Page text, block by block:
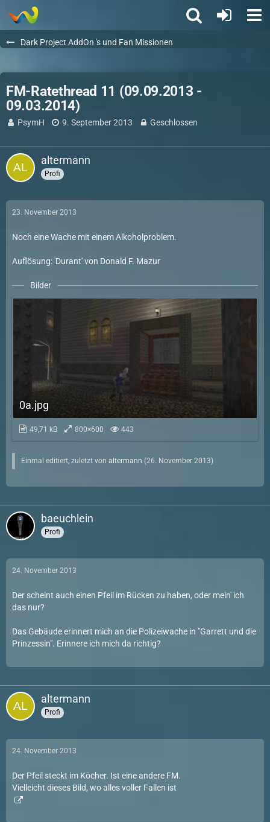
Dark Project AddOn 's und Fan Missionen
FM-Ratethread 11 (09.09.2013 -
09.03.2014)
PsymH 9. September 2013 Geschlossen
altermann
Profi
23. November 2013
Noch eine Wache mit einem Alkoholproblem.
Auflösung: 'Durant' von Donald F. Mazur
Bilder
0a.jpg
49,71 kB 800×600 443
Einmal editiert, zuletzt von altermann (26. November 2013)
baeuchlein
Profi
24. November 2013
Der scheint auch einen Pfeil im Rücken zu haben, oder mein' ich
das nur?
Das Gebäude erinnert mich an die Polizeiwache in "Garrett und die
Prinzessin". Erinnere ich mich da richtig?
altermann
Profi
24. November 2013
Der Pfeil steckt im Köcher. Ist eine andere FM.
Vielleicht dieses Bild, wo alles voller Fallen ist